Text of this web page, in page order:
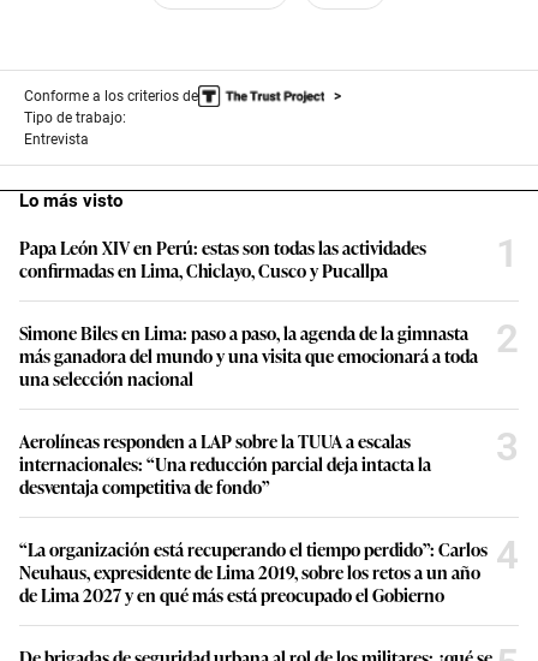
Conforme a los criterios de
Tipo de trabajo:
Entrevista
Lo más visto
Papa León XIV en Perú: estas son todas las actividades
confirmadas en Lima, Chiclayo, Cusco y Pucallpa
1
Simone Biles en Lima: paso a paso, la agenda de la gimnasta
más ganadora del mundo y una visita que emocionará a toda
una selección nacional
2
Aerolíneas responden a LAP sobre la TUUA a escalas
internacionales: “Una reducción parcial deja intacta la
desventaja competitiva de fondo”
3
“La organización está recuperando el tiempo perdido”: Carlos
Neuhaus, expresidente de Lima 2019, sobre los retos a un año
de Lima 2027 y en qué más está preocupado el Gobierno
4